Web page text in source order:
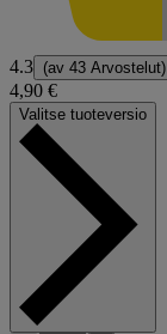
4.3 (av 43 Arvostelut)
4,90 €
Valitse tuoteversio